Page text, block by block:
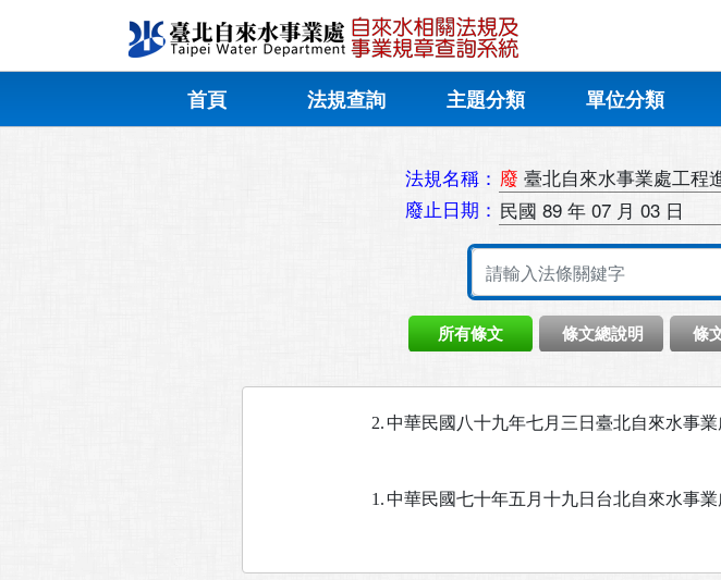
首頁 法規查詢 主題分類 單位分類
法規名稱： 廢 臺北自來水事業處工程
廢止日期： 民國 89 年 07 月 03 日
所有條文 條文總說明 條
2.中華民國八十九年七月三日臺北自來水事
1.中華民國七十年五月十九日台北自來水事